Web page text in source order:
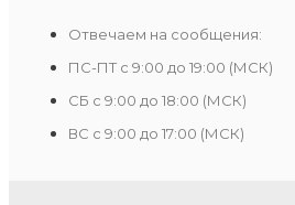
Отвечаем на сообщения:
ПС-ПТ с 9:00 до 19:00 (МСК)
СБ с 9:00 до 18:00 (МСК)
ВС с 9:00 до 17:00 (МСК)